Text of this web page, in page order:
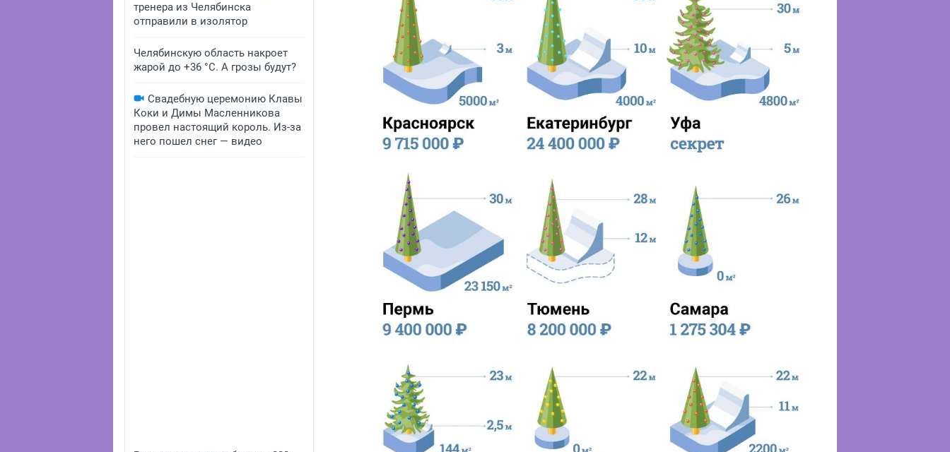
тренера из Челябинска
отправили в изолятор
Челябинскую область накроет
жарой до +36 °C. А грозы будут?
Свадебную церемонию Клавы
Коки и Димы Масленникова
провел настоящий король. Из-за
него пошел снег — видео